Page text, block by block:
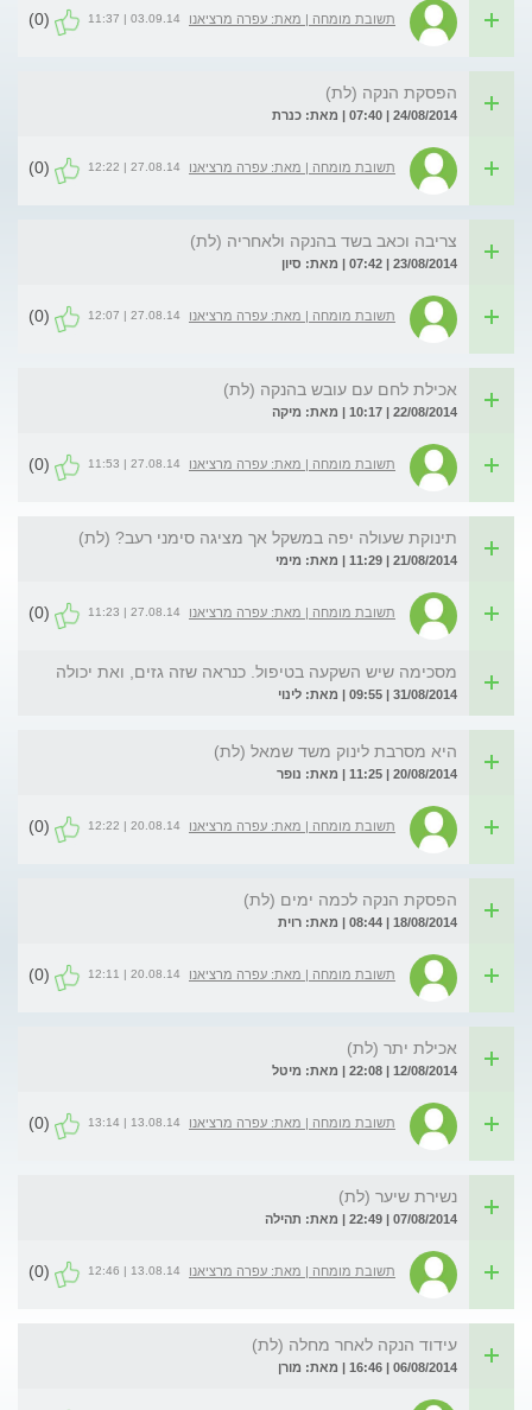
תשובת מומחה | מאת: עפרה מרציאנו 03.09.14 | 11:37
(0)
הפסקת הנקה (לת)
24/08/2014 | 07:40 | מאת: כנרת
תשובת מומחה | מאת: עפרה מרציאנו 27.08.14 | 12:22
(0)
צריבה וכאב בשד בהנקה ולאחריה (לת)
23/08/2014 | 07:42 | מאת: סיון
תשובת מומחה | מאת: עפרה מרציאנו 27.08.14 | 12:07
(0)
אכילת לחם עם עובש בהנקה (לת)
22/08/2014 | 10:17 | מאת: מיקה
תשובת מומחה | מאת: עפרה מרציאנו 27.08.14 | 11:53
(0)
תינוקת שעולה יפה במשקל אך מציגה סימני רעב? (לת)
21/08/2014 | 11:29 | מאת: מימי
תשובת מומחה | מאת: עפרה מרציאנו 27.08.14 | 11:23
(0)
מסכימה שיש השקעה בטיפול. כנראה שזה גזים, ואת יכולה
31/08/2014 | 09:55 | מאת: לינוי
היא מסרבת לינוק משד שמאל (לת)
20/08/2014 | 11:25 | מאת: נופר
תשובת מומחה | מאת: עפרה מרציאנו 20.08.14 | 12:22
(0)
הפסקת הנקה לכמה ימים (לת)
18/08/2014 | 08:44 | מאת: רוית
תשובת מומחה | מאת: עפרה מרציאנו 20.08.14 | 12:11
(0)
אכילת יתר (לת)
12/08/2014 | 22:08 | מאת: מיטל
תשובת מומחה | מאת: עפרה מרציאנו 13.08.14 | 13:14
(0)
נשירת שיער (לת)
07/08/2014 | 22:49 | מאת: תהילה
תשובת מומחה | מאת: עפרה מרציאנו 13.08.14 | 12:46
(0)
עידוד הנקה לאחר מחלה (לת)
06/08/2014 | 16:46 | מאת: מורן